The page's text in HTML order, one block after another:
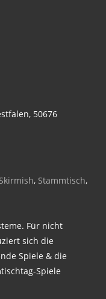
50676
Skirmish, Stammtisch,
Für nicht
sich die
Spiele & die
Spiele